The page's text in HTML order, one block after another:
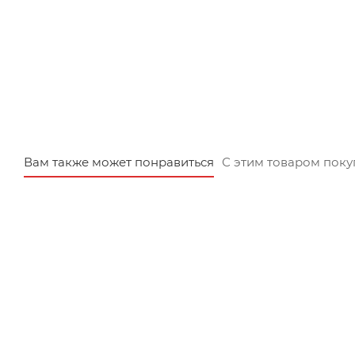
Вам также может понравиться С этим товаром